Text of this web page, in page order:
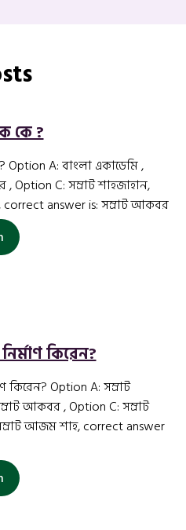
কে ?
Option A: বাংলা একাডেমি ,
Option C: সম্রাট শাহজাহান,
correct answer is: সম্রাট আকবর
কিরেন?
কিরেন? Option A: সম্রাট
আকবর , Option C: সম্রাট
আজম শাহ, correct answer